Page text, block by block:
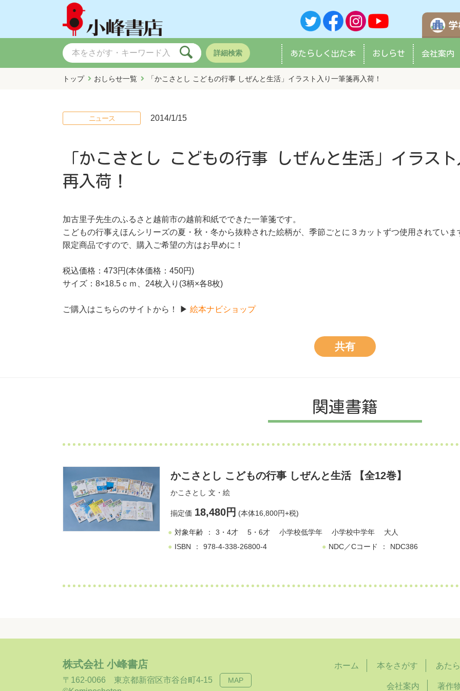
詳細検索 あたらしく 出た本 おしらせ 会社案内
トップ おしらせ一覧 「かこさとし こどもの行事 しぜんと生活」イラスト入り一筆箋再入荷！
ニュース 2014/1/15
「かこさとし こどもの行事 しぜんと生活」イラス
再入荷！
加古里子先生のふるさと越前市の越前和紙でできた一筆箋です。
こどもの行事えほんシリーズの夏・秋・冬から抜粋された絵柄が、季節ごとに３カットずつ使用されていま
限定商品ですので、購入ご希望の方はお早めに！
税込価格：473円(本体価格：450円)
サイズ：8×18.5ｃｍ、24枚入り(3柄×各8枚)
ご購入はこちらのサイトから！ ▶ 絵本ナビショップ
共有
関連書籍
かこさとし こどもの行事 しぜんと生活 【全12巻】
かこさとし 文・絵
揃定価 18,480円 (本体16,800円+税)
対象年齢 3・4才 5・6才 小学校低学年 小学校中学年
大人
ISBN
978-4-338-26800-4 NDC／Cコード NDC386
株式会社 小峰書店
〒162-0066 東京都新宿区市谷台町4-15 MAP
ホーム 本をさがす あた
会社案内 著作